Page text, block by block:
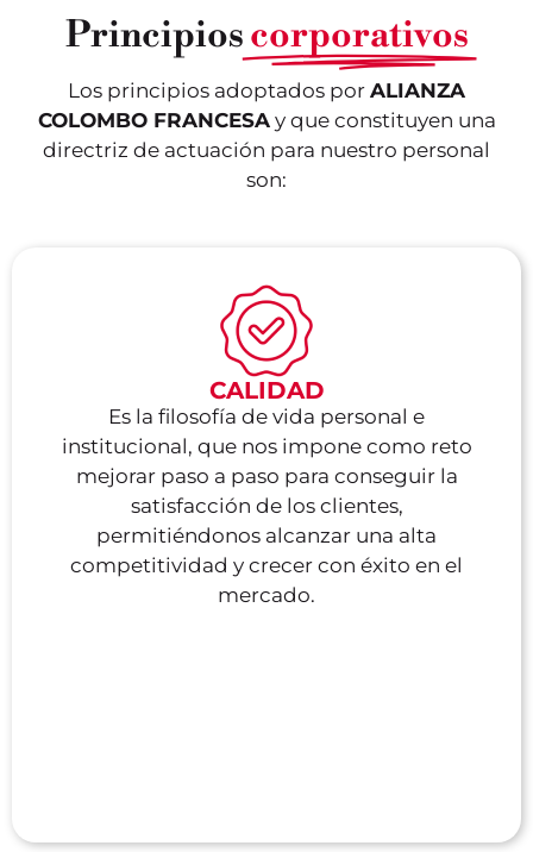
Principioscorporativos
Los principios adoptados por ALIANZA
COLOMBO FRANCESAy que constituyen una
directriz de actuación para nuestro personal
son:
CALIDAD
Es la filosofía de vida personal e
institucional, que nos impone como reto
mejorar paso a paso para conseguir la
satisfacción de los clientes,
permitiéndonos alcanzar una alta
competitividad y crecer con éxito en el
mercado.